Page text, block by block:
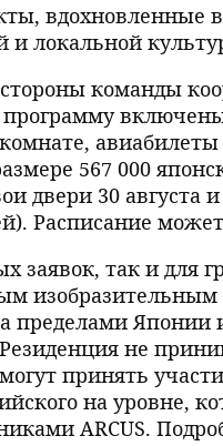
вдохновленные
локальной
команды
авиабилеты
567 000
двери 30 августа
Расписание
заявок, так и для
изобразительным
пределами Японии
не
принять
на уровне,
ARCUS.